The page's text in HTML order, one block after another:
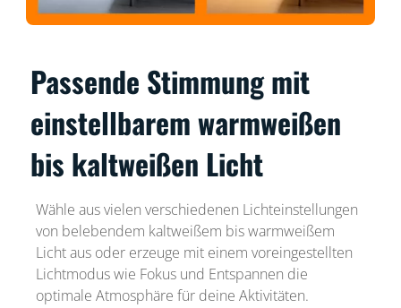
Passende Stimmung mit
einstellbarem warmweißen
bis kaltweißen Licht
Wähle aus vielen verschiedenen Lichteinstellungen
von belebendem kaltweißem bis warmweißem
Licht aus oder erzeuge mit einem voreingestellten
Lichtmodus wie Fokus und Entspannen die
optimale Atmosphäre für deine Aktivitäten.